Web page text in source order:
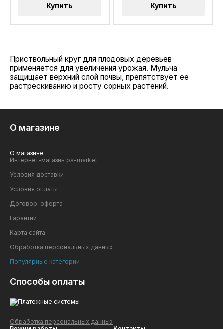
Купить Купить
Приствольный круг для плодовых деревьев
применяется для увеличения урожая. Мульча
защищает верхний слой почвы, препятствует ее
растрескиванию и росту сорных растений.
О магазине
О магазине
Интернет-магазин ps-market
Условия доставки
Условия оплаты
Договор-оферта
Гарантии
Карта сайта
Обработка персональных данных
Популярные категории
Способы оплаты
Обработка персональных данных